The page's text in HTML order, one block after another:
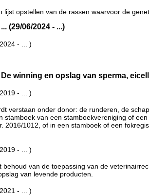
lijst opstellen van de rassen waarvoor de
(29/06/2024 - ...)
- ... )
De winning en opslag van sperma,
- ... )
verstaan onder donor: de runderen, de
stamboek van een stamboekvereniging of
2016/1012, of in een stamboek of een
- ... )
behoud van de toepassing van de
van levende producten.
- ... )